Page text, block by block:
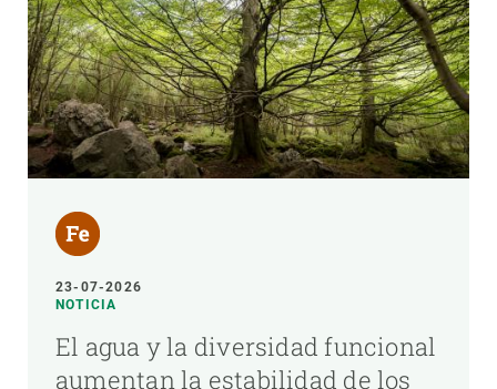
23-07-2026
NOTICIA
El agua y la diversidad funcional
aumentan la estabilidad de los